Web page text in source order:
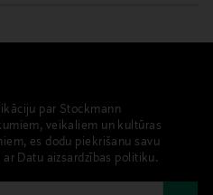
nefrīta karote, gua sha
par Stockmann
veikaliem un kultūras
es dodu piekrišanu savu
Datu aizsardzības politiku.